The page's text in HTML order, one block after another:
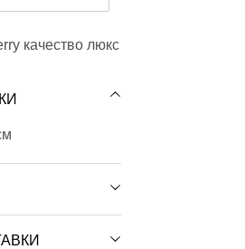
качество люкс